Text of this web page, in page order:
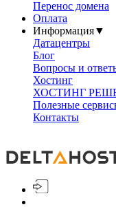
Перенос домена
Оплата
Информация▼
Датацентры
Блог
Вопросы и
Хостинг
ХОСТИНГ
Полезные
Контакты